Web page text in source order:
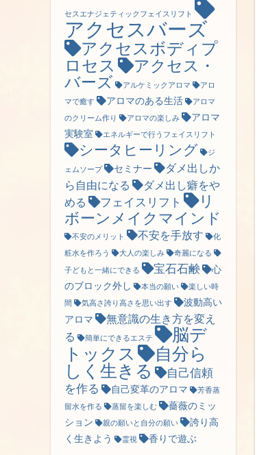
セスエナジェティックフェイスリフト
アクセスバーズ
アクセスボディプ
ロセス
アクセス・
バーズ
アルケミックアロマ
アロ
マで癒す
アロマのある生活
アロマ
のクリーム作り
アロマの楽しみ
アロマ
実験室
エネルギーで行うフェイスリフト
シータヒーリング
ジ
ェムソープ
セミナー
ダメ出しか
ら自由になる
ダメ出し癖をや
める
フェイスリフト
リ
ボーンメイクマインド
不安のメリット 不安を手放す
化
粧水を作ろう
大人の楽しみ
奇麗になる
子どもと一緒にできる
宝石石鹸
心
のブロック外し
本当の願い
楽しい時
間
気高さ誇り高さを思い出す
波動高い
アロマ
無意識の生き方を変え
る
簡単にできるエステ
脳デ
トックス
自分ら
しく生きる
自己信頼
を作る
自己変革のアロマ
芳香蒸
留水を作る
蒸留を楽しむ
薔薇のミッ
ション
親の願いと自分の願い
誇り高
く生きよう
霊視 香りで遊ぶ